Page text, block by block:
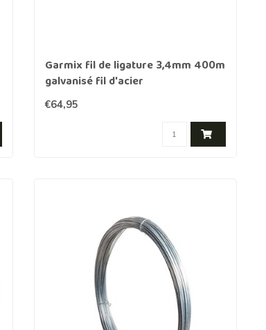
Garmix fil de ligature 3,4mm 400m
galvanisé fil d'acier
€64,95